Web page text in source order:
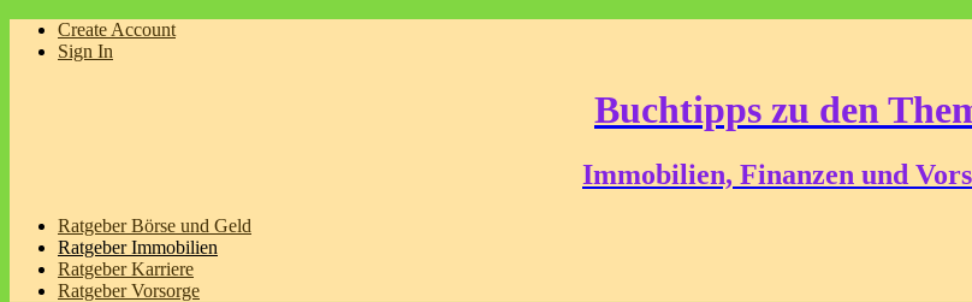
Create Account
Sign In
Buchtipps zu den
Immobilien, Finanzen und
Ratgeber Börse und Geld
Ratgeber Immobilien
Ratgeber Karriere
Ratgeber Vorsorge